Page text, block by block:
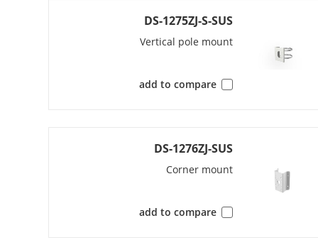
DS-1275ZJ-S-SUS
Vertical pole mount
add to compare
DS-1276ZJ-SUS
Corner mount
add to compare